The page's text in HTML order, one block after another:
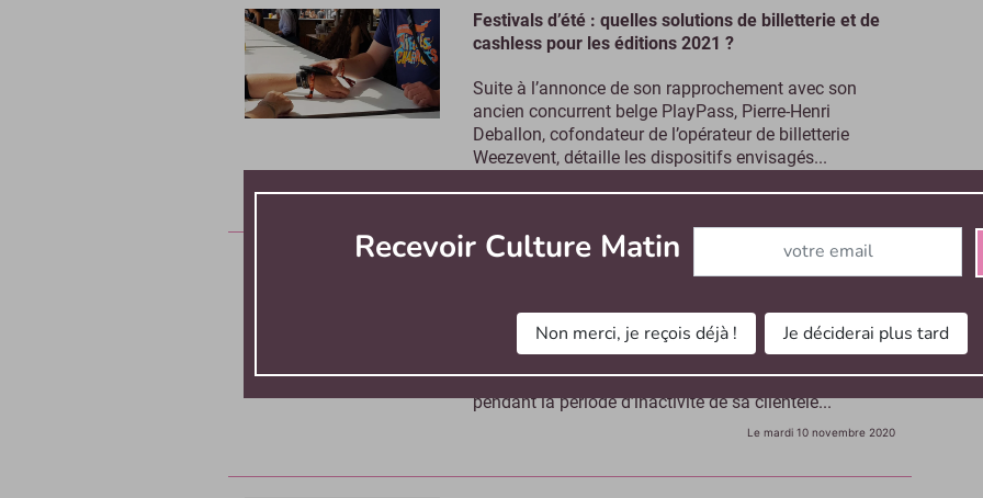
Festivals d’été : quelles solutions de billetterie et de
cashless pour les éditions 2021 ?
Suite à l’annonce de son rapprochement avec son
ancien concurrent belge PlayPass, Pierre-Henri
Deballon, cofondateur de l’opérateur de billetterie
Weezevent, détaille les dispositifs envisagés...
« Nous sommes plus efficaces dans le traitement des
Opérateur de billetterie depuis 2004 dont les rênes ont
été reprises par le Groupe Figaro, Ticketac a renouvelé
son site internet et réajusté ses fonctionnalités
pendant la période d’inactivité de sa clientèle...
Le mardi 10 novembre 2020
Recevoir Culture Matin Abonnez-vous à notre
Non merci, je reçois déjà ! Je déciderai plus tard